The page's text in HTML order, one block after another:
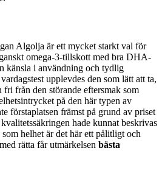
Algolja är ett mycket starkt val för
omega-3-tillskott med bra DHA-
känsla i användning och tydlig
upplevdes den som lätt att ta,
fri från den störande eftersmak som
på den här typen av
förstaplatsen främst på grund av priset
hade kunnat beskrivas
helhet är det här ett pålitligt och
rätta får utmärkelsen bästa